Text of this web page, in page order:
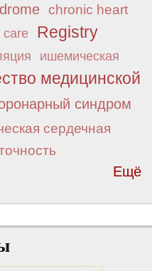
chronic heart
care Registry
ишемическая
медицинской
синдром
сердечная
Ещё